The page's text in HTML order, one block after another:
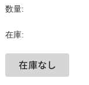
数量:
在庫: